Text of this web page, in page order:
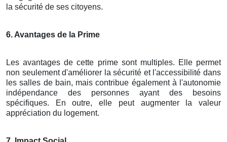
la sécurité de ses citoyens.
6. Avantages de la Prime
Les avantages de cette prime sont multiples. Elle permet
non seulement d'améliorer la sécurité et l'accessibilité dans
les salles de bain, mais contribue également à l'autonomie
indépendance des personnes ayant des besoins
spécifiques. En outre, elle peut augmenter la valeur
appréciation du logement.